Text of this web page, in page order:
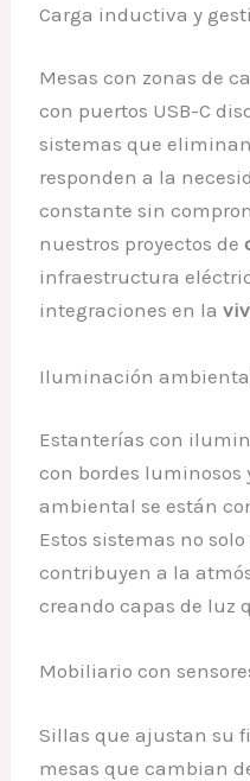
Carga inductiva y
Mesas con zonas de
con puertos USB-C
sistemas que
responden a la
constante sin
nuestros proyectos de
infraestructura
integraciones en la
Iluminación
Estanterías con
con bordes luminosos
ambiental se están
Estos sistemas no
contribuyen a la
creando capas de luz
Mobiliario con
Sillas que ajustan su
mesas que cambian